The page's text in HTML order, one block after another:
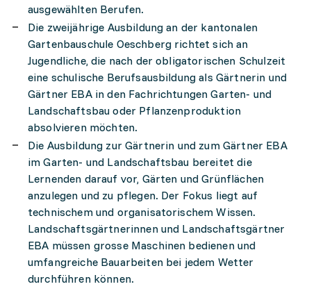
ausgewählten Berufen.
Die zweijährige Ausbildung an der kantonalen
Gartenbauschule Oeschberg richtet sich an
Jugendliche, die nach der obligatorischen Schulzeit
eine schulische Berufsausbildung als Gärtnerin und
Gärtner EBA in den Fachrichtungen Garten- und
Landschaftsbau oder Pflanzenproduktion
absolvieren möchten.
Die Ausbildung zur Gärtnerin und zum Gärtner EBA
im Garten- und Landschaftsbau bereitet die
Lernenden darauf vor, Gärten und Grünflächen
anzulegen und zu pflegen. Der Fokus liegt auf
technischem und organisatorischem Wissen.
Landschaftsgärtnerinnen und Landschaftsgärtner
EBA müssen grosse Maschinen bedienen und
umfangreiche Bauarbeiten bei jedem Wetter
durchführen können.